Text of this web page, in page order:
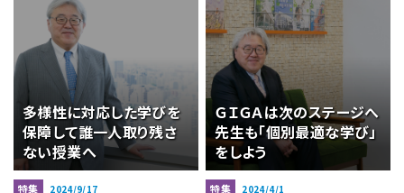
多様性に対応した学びを
保障して誰一人取り残さ
ない授業へ
特集 2024/9/17
ＧＩＧＡは次のステージへ
先生も「個別最適な学び」
をしよう
特集 2024/4/1